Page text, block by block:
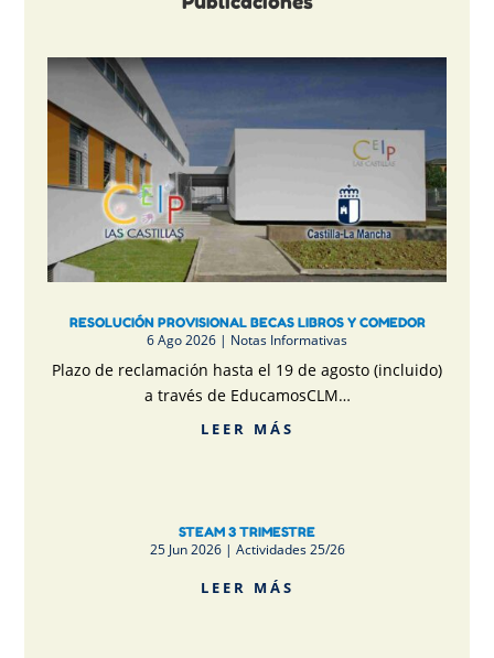
RESOLUCIÓN PROVISIONAL BECAS LIBROS Y COMEDOR
6 Ago 2026 | Notas Informativas
Plazo de reclamación hasta el 19 de agosto (incluido)
a través de EducamosCLM…
LEER MÁS
STEAM 3 TRIMESTRE
25 Jun 2026| Actividades 25/26
LEER MÁS